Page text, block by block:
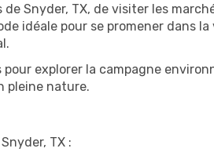
Snyder, TX, de visiter les
idéale pour se promener dans
explorer la campagne
pleine nature.
TX :